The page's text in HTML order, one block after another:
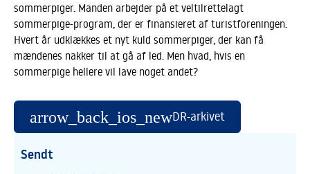
sommerpiger. Manden arbejder på et veltilrettelagt
sommerpige-program, der er finansieret af turistforeningen.
Hvert år udklækkes et nyt kuld sommerpiger, der kan få
mændenes nakker til at gå af led. Men hvad, hvis en
sommerpige hellere vil lave noget andet?
arrow_back_ios_newDR-arkivet
Sendt